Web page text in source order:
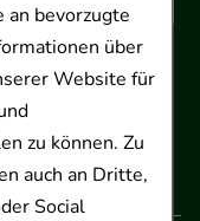
an bevorzugte
über
Website für
zu können. Zu
auch an Dritte,
Social